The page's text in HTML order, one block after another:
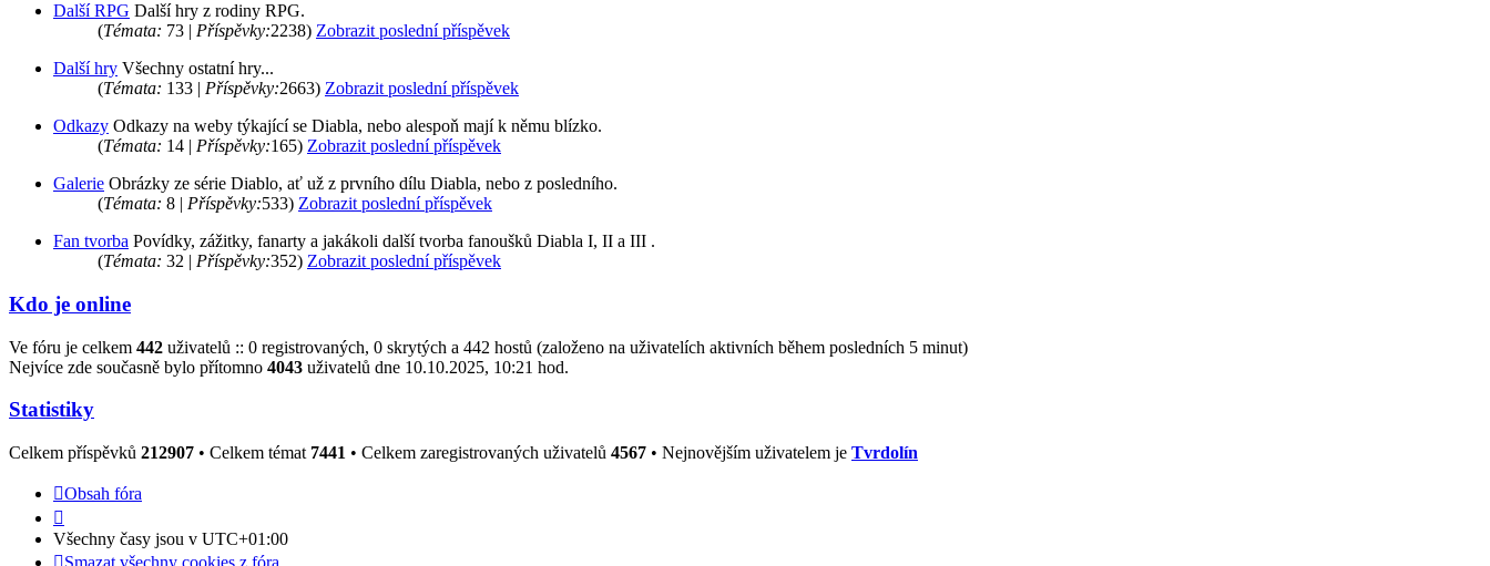
Další RPG Další hry z rodiny RPG.
(Témata: 73 | Příspěvky:2238) Zobrazit poslední příspěvek
Další hry Všechny ostatní hry...
(Témata: 133 | Příspěvky:2663) Zobrazit poslední příspěvek
Odkazy Odkazy na weby týkající se Diabla, nebo alespoň mají k němu blízko.
(Témata: 14 | Příspěvky:165) Zobrazit poslední příspěvek
Galerie Obrázky ze série Diablo, ať už z prvního dílu Diabla, nebo z posledního.
(Témata: 8 | Příspěvky:533) Zobrazit poslední příspěvek
Fan tvorba Povídky, zážitky, fanarty a jakákoli další tvorba fanoušků Diabla I, II a III .
(Témata: 32 | Příspěvky:352) Zobrazit poslední příspěvek
Kdo je online
Ve fóru je celkem 442 uživatelů :: 0 registrovaných, 0 skrytých a 442 hostů (založeno na uživatelích aktivních během posledních 5 minut)
Nejvíce zde současně bylo přítomno 4043 uživatelů dne 10.10.2025, 10:21 hod.
Statistiky
Celkem příspěvků 212907 • Celkem témat 7441 • Celkem zaregistrovaných uživatelů 4567 • Nejnovějším uživatelem je Tvrdolín
Obsah fóra
Všechny časy jsou v UTC+01:00
Smazat všechny cookies z fóra